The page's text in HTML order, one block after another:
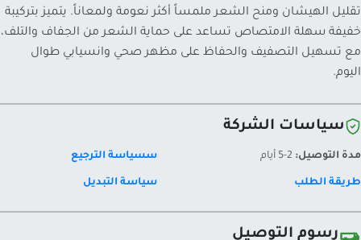
تقليل الهيشان ومنح الشعر ملمساً أكثر نعومة ولمعاناً. يتميز بتركيبة
خفيفة سهلة الامتصاص تساعد على حماية الشعر من الجفاف والتلف،
مع تسهيل التصفيف والحفاظ على مظهر صحي وانسيابي طوال
اليوم.
سياسات الشركة
مدة التوصيل: سسياسة الترجيع
طريقة الطلب سياسة التبديل
رسوم التوصيل